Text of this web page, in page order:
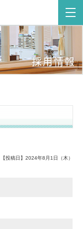
【投稿日】2024年8月1日（木）